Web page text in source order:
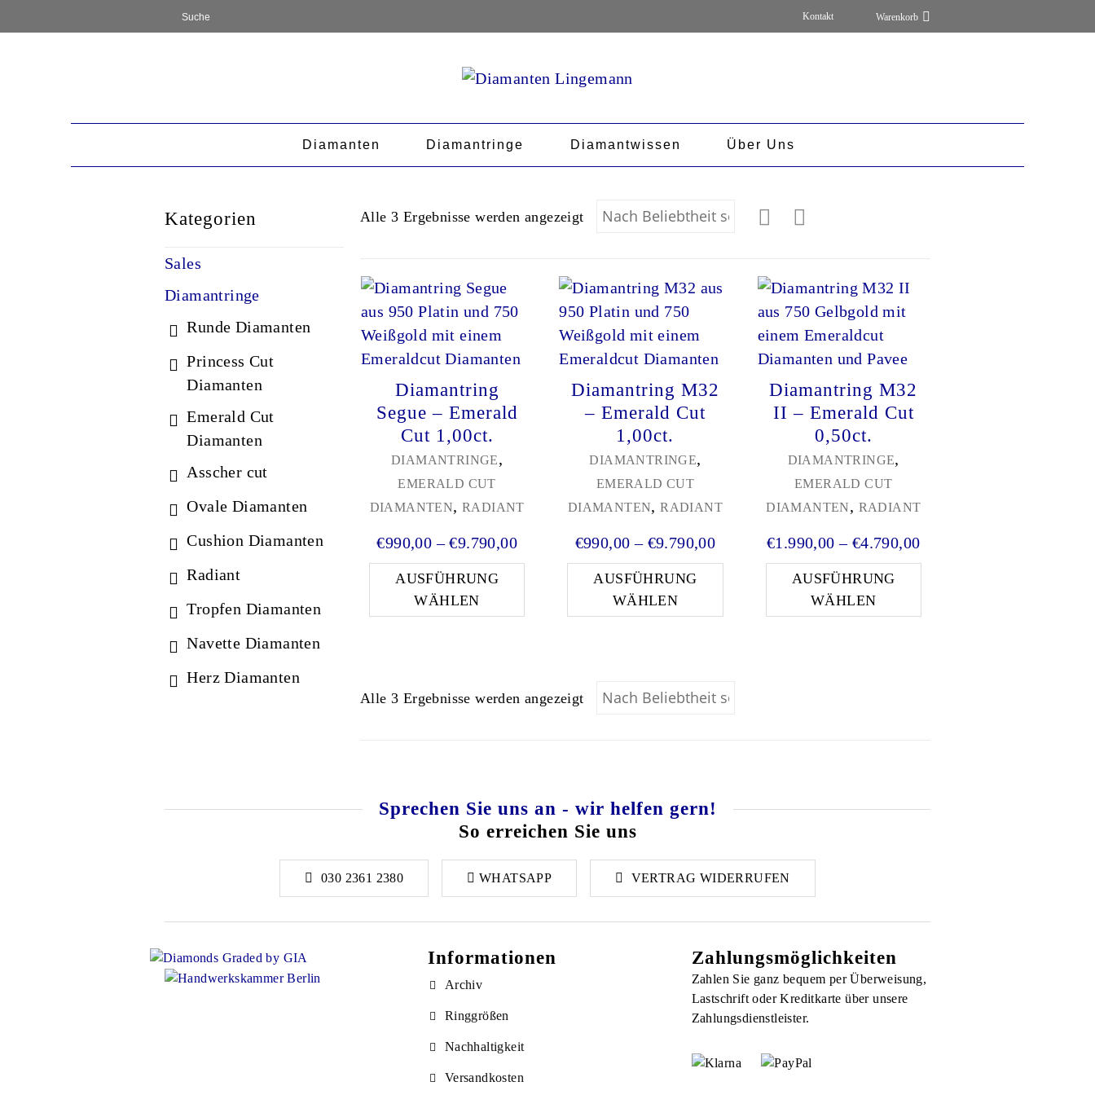
Kontakt
Diamanten Diamantringe Diamantwissen Über Uns
Kategorien
Sales
Diamantringe
Runde Diamanten
Princess Cut
Diamanten
Emerald Cut
Diamanten
Asscher cut
Ovale Diamanten
Cushion Diamanten
Radiant
Tropfen Diamanten
Navette Diamanten
Herz Diamanten
Alle 3 Ergebnisse werden angezeigtNach Beliebtheit sortiert
Diamantring
Segue – Emerald
Cut 1,00ct.
DIAMANTRINGE,
EMERALD CUT
DIAMANTEN, RADIANT
€990,00 –€9.790,00Preisspanne: €990,00 bis €9.790,00
AUSFÜHRUNG
WÄHLEN
Dieses Produkt weist mehrere Varianten auf. Die Optionen können auf der
Diamantring M32
– Emerald Cut
1,00ct.
DIAMANTRINGE,
EMERALD CUT
DIAMANTEN,RADIANT
€990,00 – €9.790,00Preisspanne: €990,00 bis €9.790,00
AUSFÜHRUNG
WÄHLEN
Dieses Produkt weist mehrere Varianten auf. Die
Diamantring M32
II – Emerald Cut
0,50ct.
DIAMANTRINGE,
EMERALD CUT
DIAMANTEN, RADIANT
€1.990,00 – €4.790,00Preisspanne: €1.990,00
AUSFÜHRUNG
WÄHLEN
Alle 3 Ergebnisse werden angezeigtNach Beliebtheit sortiert
Sprechen Sie uns an - wir helfen gern!
So erreichen Sie uns
030 2361 2380 WHATSAPP VERTRAG WIDERRUFEN
Informationen
Archiv
Ringgrößen
Nachhaltigkeit
Versandkosten
Zahlungsmöglichkeiten
Zahlen Sie ganz bequem per Überweisung,
Lastschrift oder Kreditkarte über unsere
Zahlungsdienstleister.